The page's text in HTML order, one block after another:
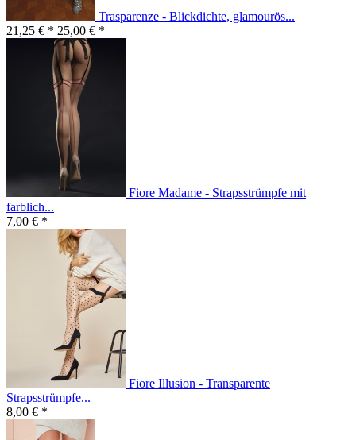
Trasparenze - Blickdichte, glamourös...
21,25 € * 25,00 € *
Fiore Madame - Strapsstrümpfe mit
farblich...
7,00 € *
Fiore Illusion - Transparente
Strapsstrümpfe...
8,00 € *